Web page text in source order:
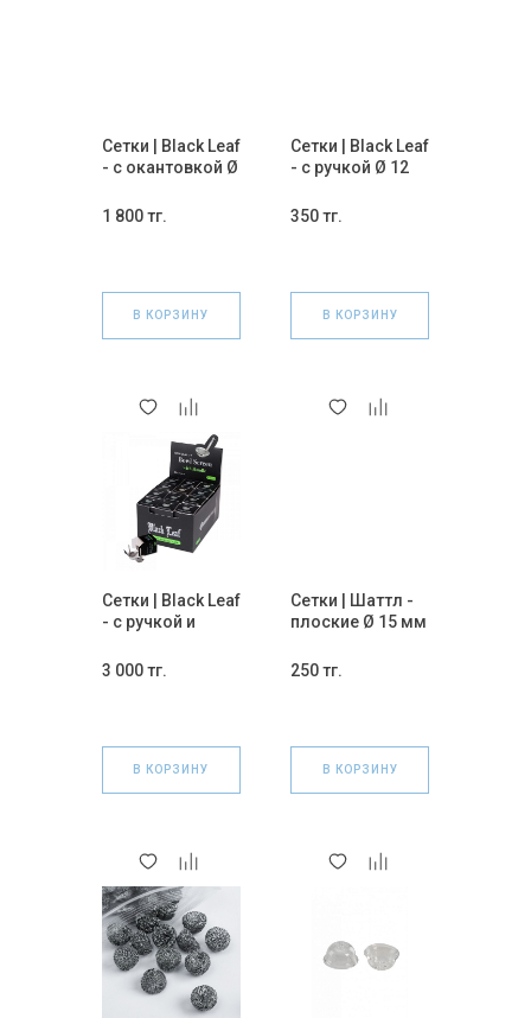
Сетки | Black Leaf
- с окантовкой Ø
(СИНИЕ)
1 800 тг.
В КОРЗИНУ
Сетки | Black Leaf
- с ручкой Ø 12
350 тг.
В КОРЗИНУ
Сетки | Black Leaf
- с ручкой и
мм 3 шт
3 000 тг.
В КОРЗИНУ
Сетки | Шаттл -
плоские Ø 15 мм
250 тг.
В КОРЗИНУ